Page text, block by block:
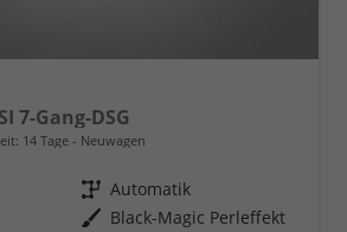
7-Gang-DSG
14 Tage Neuwagen
Getriebe Automatik
Außenfarbe Black-Magic Perleffekt